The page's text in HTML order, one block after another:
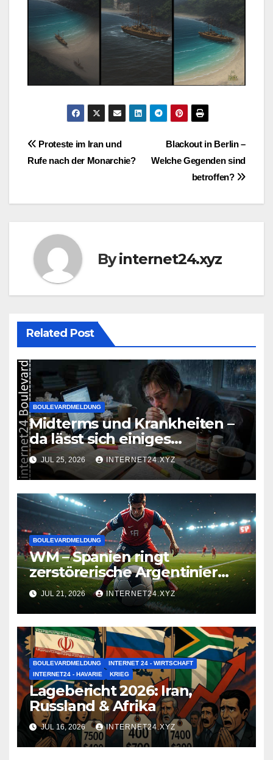
Post
Blackout in Berlin –
Welche Gegenden sind
betroffen?
Proteste im Iran und
Rufe nach der Monarchie?
Byinternet24.xyz
Related Post
BOULEVARDMELDUNG
Midterms und Krankheiten –
da lässt sich einiges
zusammenbrauen!
JUL 25, 2026 INTERNET24.XYZ
BOULEVARDMELDUNG
WM – Spanien ringt
zerstörerische Argentinier
nieder
JUL 21, 2026 INTERNET24.XYZ
BOULEVARDMELDUNG
INTERNET 24 - WIRTSCHAFT
INTERNET24 - HAVARIE
KRIEG
Lagebericht 2026: Iran,
Russland & Afrika
JUL 16, 2026 INTERNET24.XYZ